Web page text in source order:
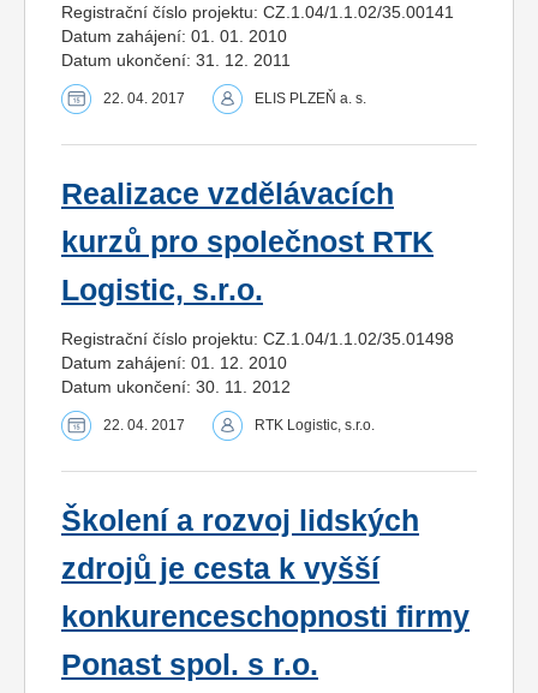
Registrační číslo projektu: CZ.1.04/1.1.02/35.00141
Datum zahájení: 01. 01. 2010
Datum ukončení: 31. 12. 2011
22. 04. 2017 ELIS PLZEŇ a. s.
Realizace vzdělávacích
kurzů pro společnost RTK
Logistic, s.r.o.
Registrační číslo projektu: CZ.1.04/1.1.02/35.01498
Datum zahájení: 01. 12. 2010
Datum ukončení: 30. 11. 2012
22. 04. 2017 RTK Logistic, s.r.o.
Školení a rozvoj lidských
zdrojů je cesta k vyšší
konkurenceschopnosti firmy
Ponast spol. s r.o.